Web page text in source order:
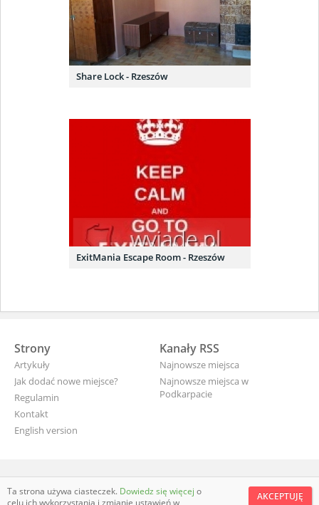
Share Lock - Rzeszów
ExitMania Escape Room - Rzeszów
Strony
Artykuły
Jak dodać nowe miejsce?
Regulamin
Kontakt
English version
Kanały RSS
Najnowsze miejsca
Najnowsze miejsca w
Podkarpacie
wyjade.pl - turystyczna Polska
AKCEPTUJĘ
Ta strona używa ciasteczek. Dowiedz się więcej o
celu ich wykorzystania i zmianie ustawień w